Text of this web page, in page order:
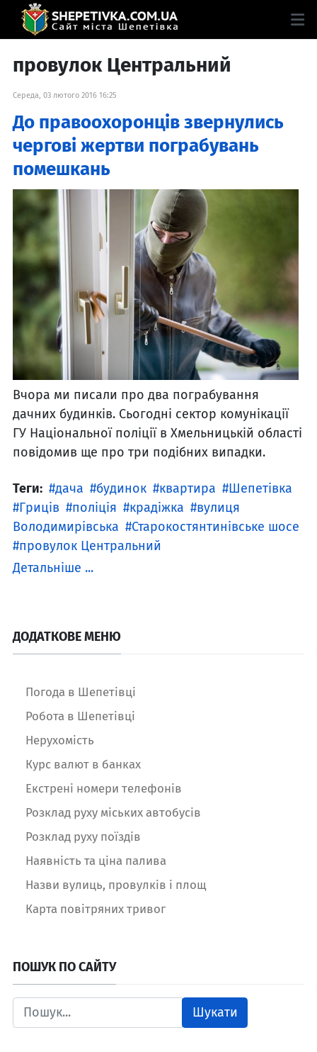
провулок Центральний
Середа, 03 лютого 2016 16:25
До правоохоронців звернулись
чергові жертви пограбувань
помешкань
Вчора ми писали про два пограбування
дачних будинків. Сьогодні сектор комунікації
ГУ Національної поліції в Хмельницькій області
повідомив ще про три подібних випадки.
Теги: дача будинок квартира
Шепетівка
Гриців
поліція крадіжка
вулиця
Володимирівська
Старокостянтинівське шосе
провулок Центральний
Детальніше ...
ДОДАТКОВЕ МЕНЮ
Погода в Шепетівці
Робота в Шепетівці
Нерухомість
Курс валют в банках
Екстрені номери телефонів
Розклад руху міських автобусів
Розклад руху поїздів
Наявність та ціна палива
Назви вулиць, провулків і площ
Карта повітряних тривог
ПОШУК ПО САЙТУ
Шукати